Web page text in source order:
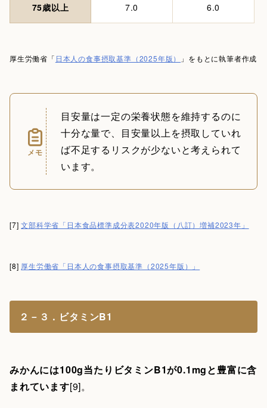
75歳以上 7.0 6.0
厚生労働省「 日本人の食事摂取基準（2025年版） 」をもとに執筆者作成
メモ
目安量は一定の栄養状態を維持するのに
十分な量で、目安量以上を摂取していれ
ば不足するリスクが少ないと考えられて
います。
[7]文部科学省「日本食品標準成分表2020年版（八訂）増補2023年」
[8] 厚生労働省「日本人の食事摂取基準（2025年版）」
２－３．ビタミンB1
みかんには100g当たりビタミンB1が0.1mgと豊富に含
まれています[9]。